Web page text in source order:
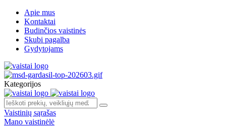
Apie mus
Kontaktai
Budinčios vaistinės
Skubi pagalba
Gydytojams
Kategorijos
Vaistinių sąrašas
Mano vaistinėlė